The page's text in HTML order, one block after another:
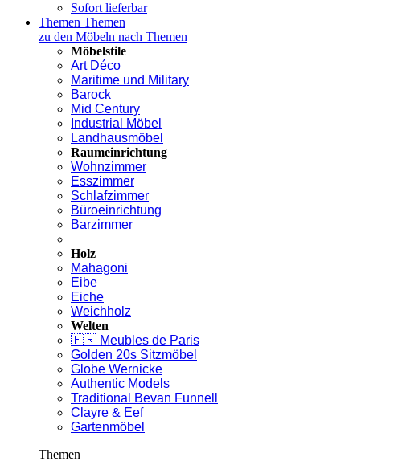
Sofort lieferbar
Themen Themen
zu den Möbeln nach Themen
Möbelstile
Art Déco
Maritime und Military
Barock
Mid Century
Industrial Möbel
Landhausmöbel
Raumeinrichtung
Wohnzimmer
Esszimmer
Schlafzimmer
Büroeinrichtung
Barzimmer
Holz
Mahagoni
Eibe
Eiche
Weichholz
Welten
🇫🇷 Meubles de Paris
Golden 20s Sitzmöbel
Globe Wernicke
Authentic Models
Traditional Bevan Funnell
Clayre & Eef
Gartenmöbel
Themen